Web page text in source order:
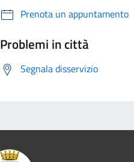
Prenota un appuntamento
Problemi in città
Segnala disservizio